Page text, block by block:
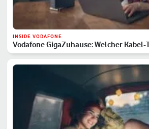
INSIDE VODAFONE
Vodafone GigaZuhause: Welcher Kabel-